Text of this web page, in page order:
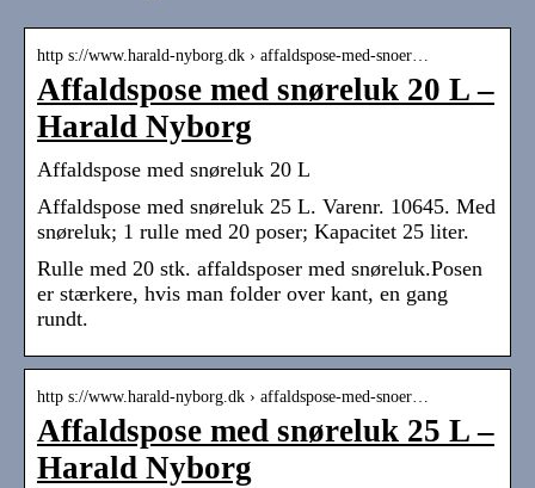
http s://www.harald-nyborg.dk › affaldspose-med-snoer…
Affaldspose med snøreluk 20 L –
Harald Nyborg
Affaldspose med snøreluk 20 L
Affaldspose med snøreluk 25 L. Varenr. 10645. Med
snøreluk; 1 rulle med 20 poser; Kapacitet 25 liter.
Rulle med 20 stk. affaldsposer med snøreluk.Posen
er stærkere, hvis man folder over kant, en gang
rundt.
http s://www.harald-nyborg.dk › affaldspose-med-snoer…
Affaldspose med snøreluk 25 L –
Harald Nyborg